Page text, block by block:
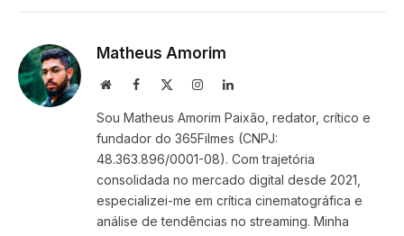
Matheus Amorim
WebsiteFacebook InstagramLinkedIn
Sou Matheus Amorim Paixão, redator, crítico e
fundador do 365Filmes (CNPJ:
48.363.896/0001-08). Com trajetória
consolidada no mercado digital desde 2021,
especializei-me em crítica cinematográfica e
análise de tendências no streaming. Minha